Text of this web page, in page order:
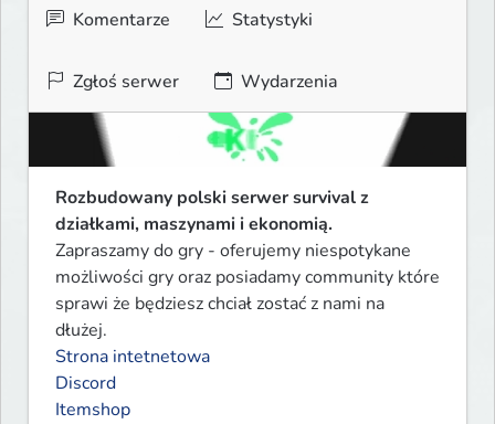
Komentarze Statystyki
Zgłoś serwer Wydarzenia
Rozbudowany polski serwer survival z
działkami, maszynami i ekonomią.
Zapraszamy do gry - oferujemy niespotykane
możliwości gry oraz posiadamy community które
sprawi że będziesz chciał zostać z nami na
Strona intetnetowa
Discord
Itemshop